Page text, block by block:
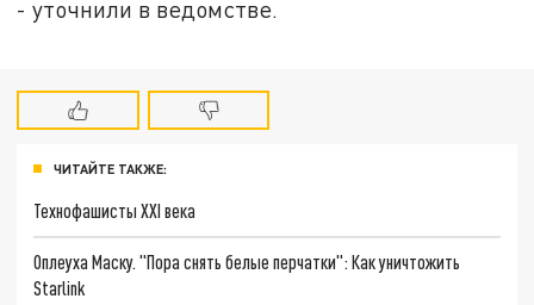
- уточнили в ведомстве.
ЧИТАЙТЕ ТАКЖЕ:
Технофашисты XXI века
Оплеуха Маску. "Пора снять белые перчатки": Как уничтожить
Starlink